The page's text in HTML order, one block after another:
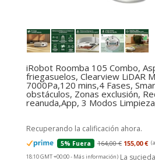
iRobot Roomba 105 Combo,
friegasuelos, Clearview LiDAR
7000Pa,120 mins,4 Fases,
obstáculos, Zonas exclusión,
reanuda,App, 3 Modos
Recuperando la calificación ahora.
5% Fuera 164,00 € 155,00 €
18:10 GMT +00:00 - Más información) La